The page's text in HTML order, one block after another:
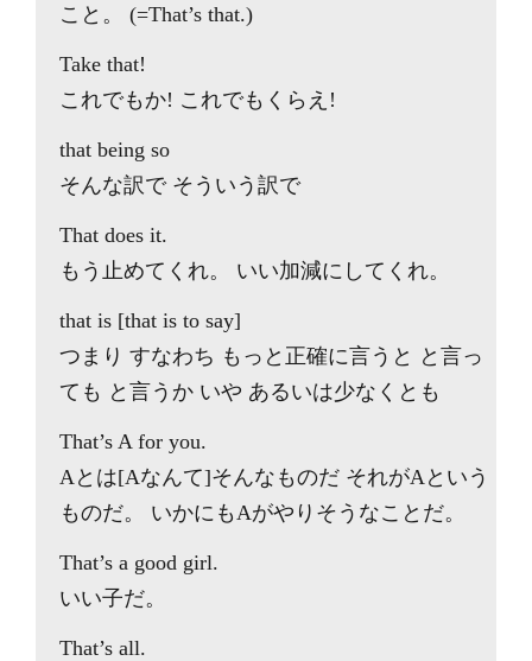
こと。 (=That’s that.)
Take that!
これでもか! これでもくらえ!
that being so
そんな訳で そういう訳で
That does it.
もう止めてくれ。 いい加減にしてくれ。
that is [that is to say]
つまり すなわち もっと正確に言うと と言っ
ても と言うか いや あるいは少なくとも
That’s A for you.
Aとは[Aなんて]そんなものだ それがAという
ものだ。 いかにもAがやりそうなことだ。
That’s a good girl.
いい子だ。
That’s all.